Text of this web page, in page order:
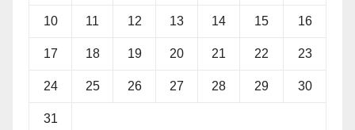
10 11 12 13 14 15 16
17 18 19 20 21 22 23
24 25 26 27 28 29 30
31